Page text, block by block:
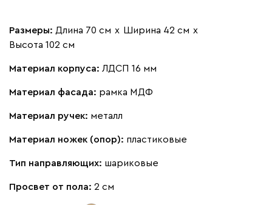
Размеры: Длина 70 см х Ширина 42 см х
Высота 102 см
Материал корпуса: ЛДСП 16 мм
Материал фасада: рамка МДФ
Материал ручек: металл
Материал ножек (опор): пластиковые
Тип направляющих: шариковые
Просвет от пола: 2 см